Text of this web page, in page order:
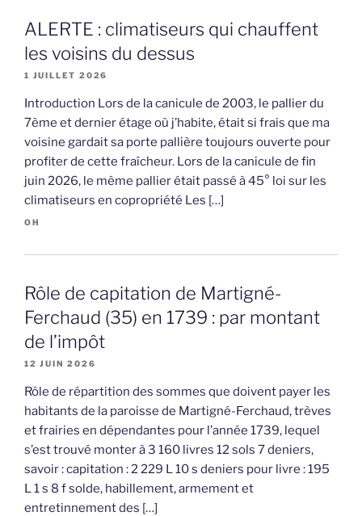
ALERTE : climatiseurs qui chauffent
les voisins du dessus
1 JUILLET 2026
Introduction Lors de la canicule de 2003, le pallier du
7ème et dernier étage où j’habite, était si frais que ma
voisine gardait sa porte pallière toujours ouverte pour
profiter de cette fraîcheur. Lors de la canicule de fin
juin 2026, le même pallier était passé à 45° loi sur les
climatiseurs en copropriété Les […]
OH
Rôle de capitation de Martigné-
Ferchaud (35) en 1739 : par montant
de l’impôt
12 JUIN 2026
Rôle de répartition des sommes que doivent payer les
habitants de la paroisse de Martigné-Ferchaud, trèves
et frairies en dépendantes pour l’année 1739, lequel
s’est trouvé monter à 3 160 livres 12 sols 7 deniers,
savoir : capitation : 2 229 L 10 s deniers pour livre : 195
L 1 s 8 f solde, habillement, armement et
entretinnement des […]